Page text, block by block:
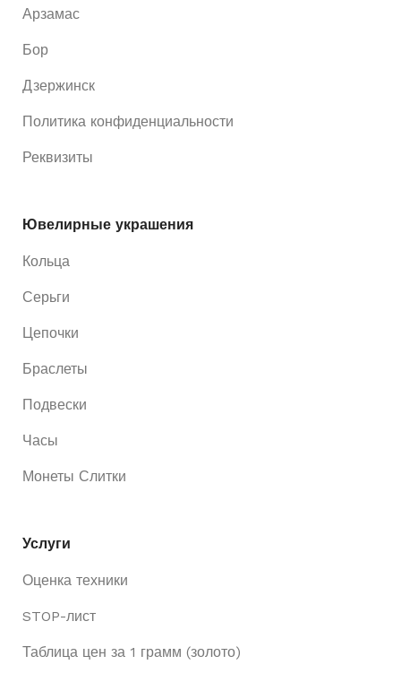
Арзамас
Бор
Дзержинск
Политика конфиденциальности
Реквизиты
Ювелирные украшения
Кольца
Серьги
Цепочки
Браслеты
Подвески
Часы
Монеты Слитки
Услуги
Оценка техники
STOP-лист
Таблица цен за 1 грамм (золото)